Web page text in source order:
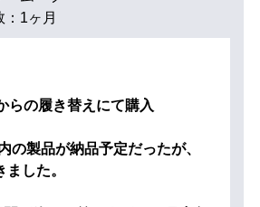
1ヶ月
らの履き替えにて購入
の製品が納品予定だったが、
した。